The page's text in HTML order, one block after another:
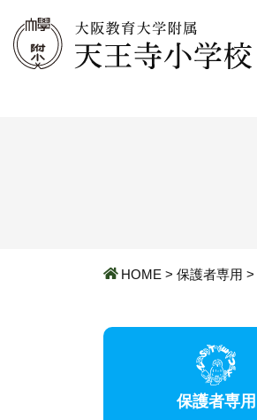
HOME > 保護者専用 >
保護者専用